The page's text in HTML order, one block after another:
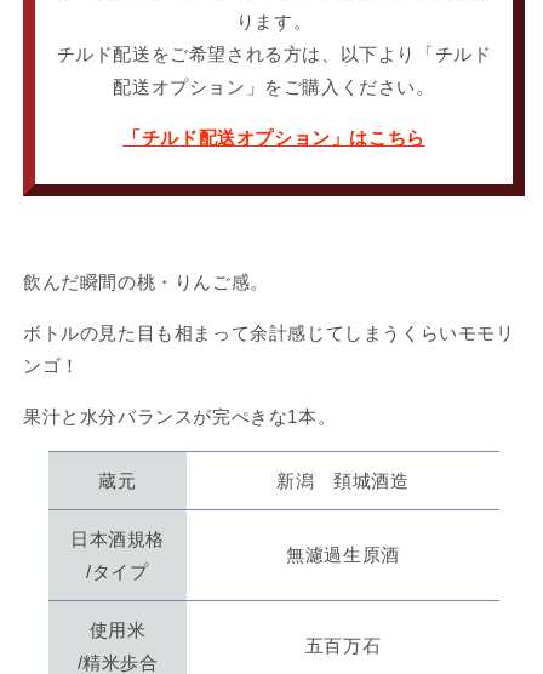
酒
を
酒
の
量
を
ります。
チルド配送をご希望される方は、以下より「チルド
配送オプション」をご購入ください。
「チルド配送オプション」はこちら
飲んだ瞬間の桃・りんご感。
ボトルの見た目も相まって余計感じてしまうくらいモモリ
ンゴ！
果汁と水分バランスが完ぺきな1本。
蔵元 新潟 頚城酒造
日本酒規格
/タイプ
無濾過生原酒
使用米
/精米歩合
五百万石